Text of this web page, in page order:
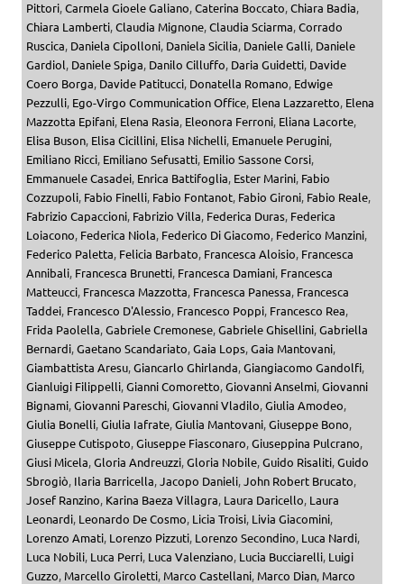
Pittori,Carmela Gioele Galiano,Caterina Boccato,Chiara Badia,
Chiara Lamberti,Claudia Mignone,Claudia Sciarma,Corrado
Ruscica, Daniela Cipolloni, Daniela Sicilia, Daniele Galli, Daniele
Gardiol, Daniele Spiga, Danilo Cilluffo, Daria Guidetti, Davide
Coero Borga, Davide Patitucci, Donatella Romano, Edwige
Pezzulli, Ego-Virgo Communication Office, Elena Lazzaretto, Elena
Mazzotta Epifani, Elena Rasia, Eleonora Ferroni, Eliana Lacorte,
Elisa Buson, Elisa Cicillini, Elisa Nichelli, Emanuele Perugini,
Emiliano Ricci, Emiliano Sefusatti, Emilio Sassone Corsi,
Emmanuele Casadei, Enrica Battifoglia, Ester Marini, Fabio
Cozzupoli, Fabio Finelli, Fabio Fontanot, Fabio Gironi, Fabio Reale,
Fabrizio Capaccioni, Fabrizio Villa, Federica Duras, Federica
Loiacono, Federica Niola, Federico Di Giacomo, Federico Manzini,
Federico Paletta, Felicia Barbato, Francesca Aloisio, Francesca
Annibali, Francesca Brunetti, Francesca Damiani, Francesca
Matteucci, Francesca Mazzotta, Francesca Panessa, Francesca
Taddei, Francesco D'Alessio, Francesco Poppi, Francesco Rea,
Frida Paolella,Gabriele Cremonese,Gabriele Ghisellini,Gabriella
Bernardi,Gaetano Scandariato,Gaia Lops,Gaia Mantovani,
Giambattista Aresu,Giancarlo Ghirlanda,Giangiacomo Gandolfi,
Gianluigi Filippelli,Gianni Comoretto,Giovanni Anselmi,Giovanni
Bignami,Giovanni Pareschi,Giovanni Vladilo,Giulia Amodeo,
Giulia Bonelli,Giulia Iafrate,Giulia Mantovani,Giuseppe Bono,
Giuseppe Cutispoto,Giuseppe Fiasconaro,Giuseppina Pulcrano,
Giusi Micela,Gloria Andreuzzi,Gloria Nobile,Guido Risaliti,Guido
Sbrogiò, Ilaria Barricella,Jacopo Danieli,John Robert Brucato,
Josef Ranzino, Karina Baeza Villagra, Laura Daricello, Laura
Leonardi, Leonardo De Cosmo, Licia Troisi, Livia Giacomini,
Lorenzo Amati, Lorenzo Pizzuti, Lorenzo Secondino, Luca Nardi,
Luca Nobili, Luca Perri, Luca Valenziano, Lucia Bucciarelli, Luigi
Guzzo, Marcello Giroletti, Marco Castellani, Marco Dian, Marco